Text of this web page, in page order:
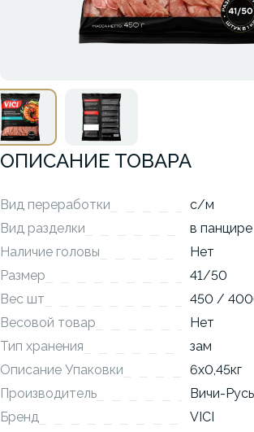
ОПИСАНИЕ ТОВАРА
Вид переработки
с/м
Вид разделки
в панцире
Наличие головы
Нет
Размер
41/50
Вес шт
450 /
Весовой товар
Нет
Тип хранения
зам
Описание Упаковки
6x0,45кг
Производитель
Вичи-
Бренд
VICI